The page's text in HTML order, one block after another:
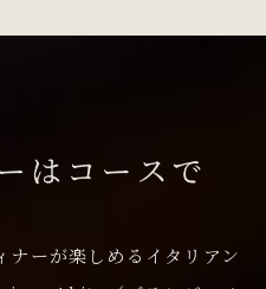
ナーが楽しめるイタリアン